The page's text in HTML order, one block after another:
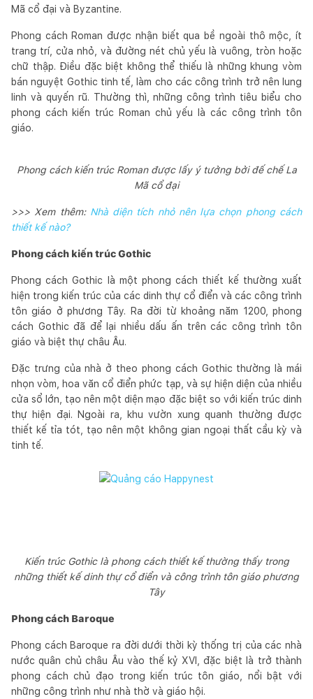
Mã cổ đại và Byzantine.
Phong cách Roman được nhận biết qua bề ngoài thô mộc, ít
trang trí, cửa nhỏ, và đường nét chủ yếu là vuông, tròn hoặc
chữ thập. Điều đặc biệt không thể thiếu là những khung vòm
bán nguyệt Gothic tinh tế, làm cho các công trình trở nên lung
linh và quyến rũ. Thường thì, những công trình tiêu biểu cho
phong cách kiến trúc Roman chủ yếu là các công trình tôn
giáo.
Phong cách kiến trúc Roman được lấy ý tưởng bởi đế chế La
Mã cổ đại
>>> Xem thêm: Nhà diện tích nhỏ nên lựa chọn phong cách
thiết kế nào?
Phong cách kiến trúc Gothic
Phong cách Gothic là một phong cách thiết kế thường xuất
hiện trong kiến trúc của các dinh thự cổ điển và các công trình
tôn giáo ở phương Tây. Ra đời từ khoảng năm 1200, phong
cách Gothic đã để lại nhiều dấu ấn trên các công trình tôn
giáo và biệt thự châu Âu.
Đặc trưng của nhà ở theo phong cách Gothic thường là mái
nhọn vòm, hoa văn cổ điển phức tạp, và sự hiện diện của nhiều
cửa sổ lớn, tạo nên một diện mạo đặc biệt so với kiến trúc dinh
thự hiện đại. Ngoài ra, khu vườn xung quanh thường được
thiết kế tỉa tót, tạo nên một không gian ngoại thất cầu kỳ và
tinh tế.
Kiến trúc Gothic là phong cách thiết kế thường thấy trong
những thiết kế dinh thự cổ điển và công trình tôn giáo phương
Tây
Phong cách Baroque
Phong cách Baroque ra đời dưới thời kỳ thống trị của các nhà
nước quân chủ châu Âu vào thế kỷ XVI, đặc biệt là trở thành
phong cách chủ đạo trong kiến trúc tôn giáo, nổi bật với
những công trình như nhà thờ và giáo hội.